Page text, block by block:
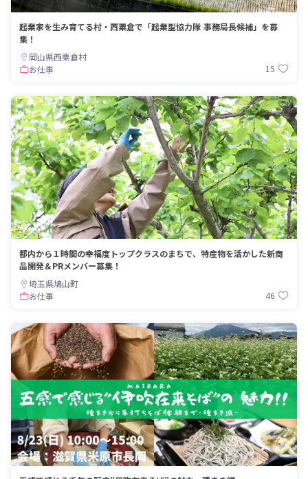
起業家を生み育てる村・西粟倉で「起業型協力隊 事務局長候補」を募
集！
岡山県西粟倉村
お仕事
15
都内から１時間の幸福度トップクラスのまちで、特産物を活かした新商
品開発＆PRメンバー募集！
埼玉県鳩山町
お仕事
46